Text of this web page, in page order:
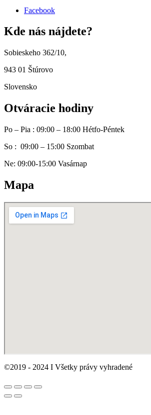
Facebook
Kde nás nájdete?
Sobieskeho 362/10,
943 01 Štúrovo
Slovensko
Otváracie hodiny
Po – Pia : 09:00 – 18:00 Hétfo-Péntek
So : 09:00 – 15:00 Szombat
Ne: 09:00-15:00 Vasárnap
Mapa
©2019 - 2024 I Všetky právy vyhradené